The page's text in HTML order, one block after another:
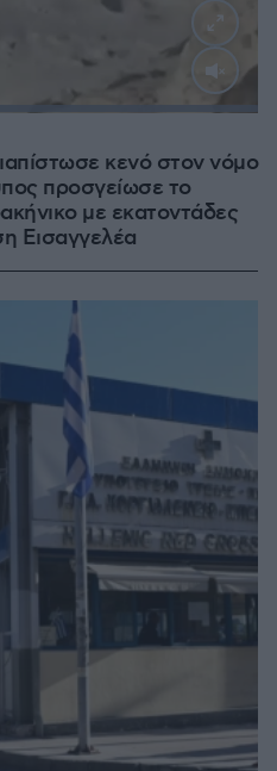
:
κενό στον νόμο
προσγείωσε το
με εκατοντάδες
Εισαγγελέα